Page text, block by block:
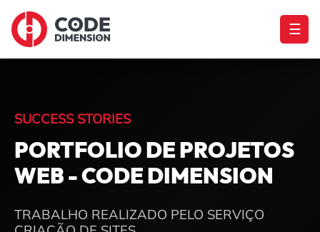
☰
SUCCESS STORIES
PORTFOLIO DE PROJETOS
WEB - CODE DIMENSION
TRABALHO REALIZADO PELO SERVIÇO